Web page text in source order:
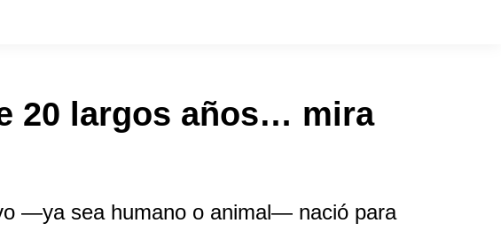
20 largos años… mira
—ya sea humano o animal— nació para